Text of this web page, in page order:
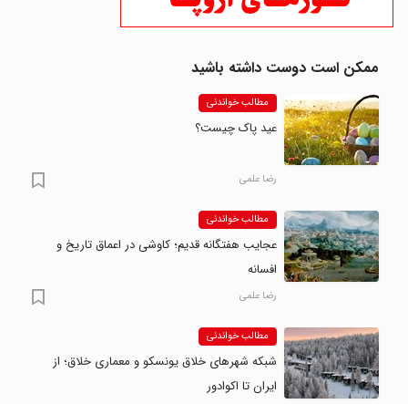
ممکن است دوست داشته باشید
مطالب خواندنی
عید پاک چیست؟
رضا علمی
مطالب خواندنی
عجایب هفتگانه قدیم؛ کاوشی در اعماق تاریخ و
افسانه
رضا علمی
مطالب خواندنی
شبکه شهرهای خلاق یونسکو و معماری خلاق؛ از
ایران تا اکوادور